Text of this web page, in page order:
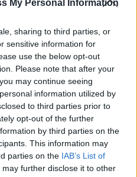
My Personal Information
sharing to third parties, or
sensitive information for
use the below opt-out
Please note that after your
may continue seeing
information utilized by
to third parties prior to
opt-out of the further
by third parties on the
This information may
parties on the IAB’s List of
may further disclose it to other
szombattól másodfokúra